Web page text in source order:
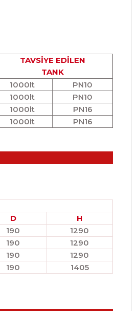
TAVSİYE EDİLEN
TANK
1000lt
PN10
1000lt
PN10
1000lt
PN16
1000lt PN16
D
H
190
1290
190
1290
190
1290
190 1405